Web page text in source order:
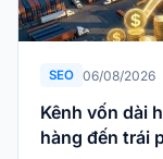
SEO 06/08/2026
Kênh vốn dài
hàng đến trái